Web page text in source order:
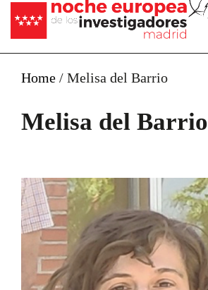
Home / Melisa del Barrio
Melisa del Barrio